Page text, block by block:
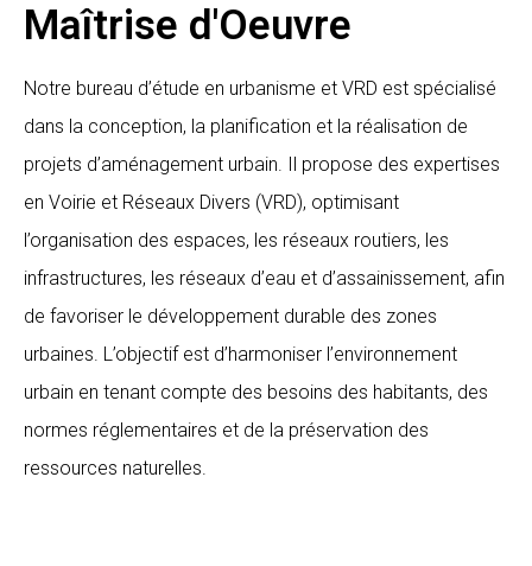
Maîtrise d'Oeuvre
Notre bureau d’étude en urbanisme et VRD est spécialisé
dans la conception, la planification et la réalisation de
projets d’aménagement urbain. Il propose des expertises
en Voirie et Réseaux Divers (VRD), optimisant
l’organisation des espaces, les réseaux routiers, les
infrastructures, les réseaux d’eau et d’assainissement, afin
de favoriser le développement durable des zones
urbaines. L’objectif est d’harmoniser l’environnement
urbain en tenant compte des besoins des habitants, des
normes réglementaires et de la préservation des
ressources naturelles.